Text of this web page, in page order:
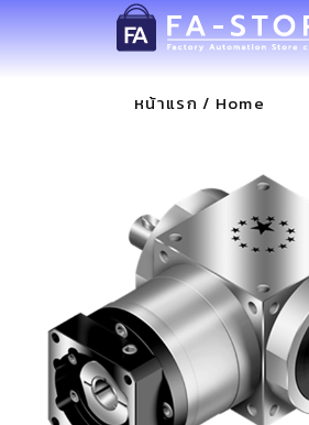
หน้าแรก / Home